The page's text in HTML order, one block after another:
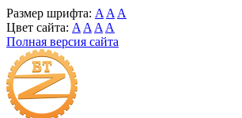
Размер шрифта: A A A
Цвет сайта: A A A A
Полная версия сайта